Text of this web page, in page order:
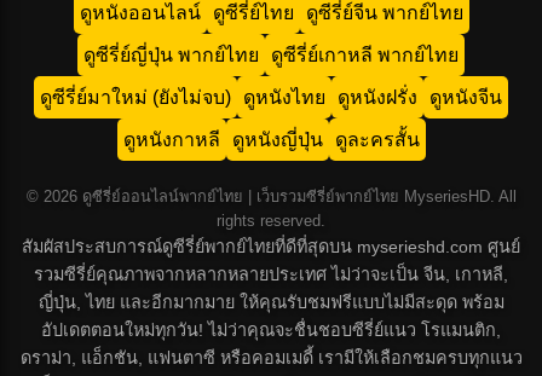
ดูหนังออนไลน์ ดูซีรี่ย์ไทย ดูซีรี่ย์จีน พากย์ไทย
ดูซีรี่ย์ญี่ปุ่น พากย์ไทย ดูซีรี่ย์เกาหลี พากย์ไทย
ดูซีรี่ย์มาใหม่ (ยังไม่จบ) ดูหนังไทย ดูหนังฝรั่ง ดูหนังจีน
ดูหนังกาหลี ดูหนังญี่ปุ่น ดูละครสั้น
© 2026 ดูซีรี่ย์ออนไลน์พากย์ไทย | เว็บรวมซีรี่ย์พากย์ไทย MyseriesHD. All
rights reserved.
สัมผัสประสบการณ์ดูซีรี่ย์พากย์ไทยที่ดีที่สุดบน myserieshd.com ศูนย์
รวมซีรี่ย์คุณภาพจากหลากหลายประเทศ ไม่ว่าจะเป็น จีน, เกาหลี,
ญี่ปุ่น, ไทย และอีกมากมาย ให้คุณรับชมฟรีแบบไม่มีสะดุด พร้อม
อัปเดตตอนใหม่ทุกวัน! ไม่ว่าคุณจะชื่นชอบซีรี่ย์แนว โรแมนติก,
ดราม่า, แอ็กชัน, แฟนตาซี หรือคอมเมดี้ เรามีให้เลือกชมครบทุกแนว